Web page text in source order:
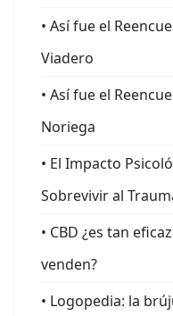
• Así fue el
Viadero
• Así fue el
Noriega
• El Impacto
Sobrevivir al
• CBD ¿es tan
venden?
• Logopedia: la